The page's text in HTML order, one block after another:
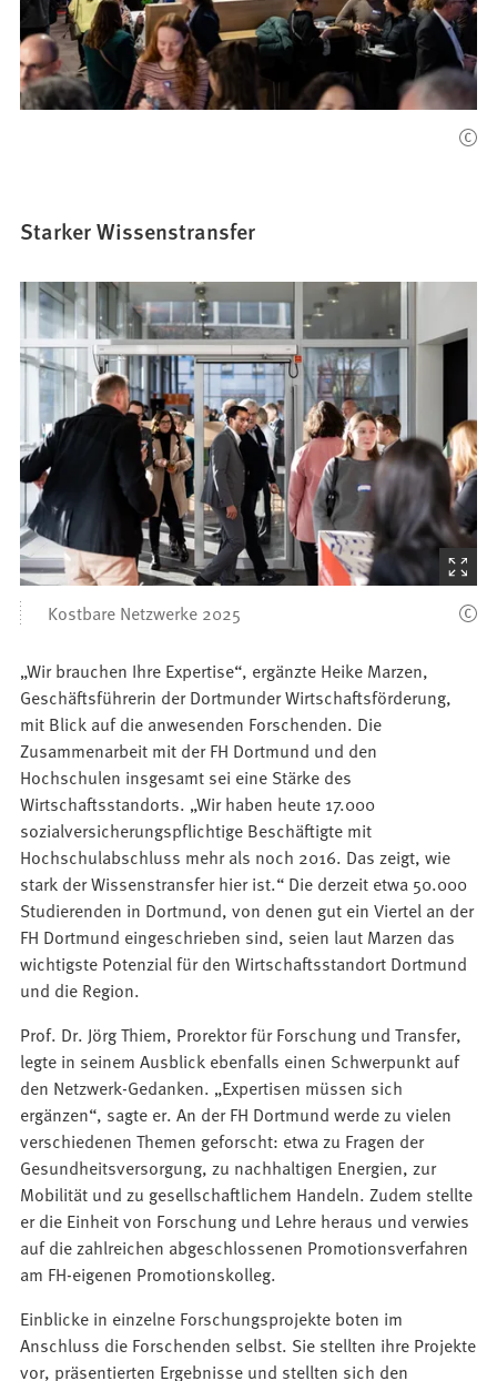
Starker Wissenstransfer
(Startet
den
Kostbare Netzwerke 2025
„Wir brauchen Ihre Expertise“, ergänzte Heike Marzen,
Geschäftsführerin der Dortmunder Wirtschaftsförderung,
mit Blick auf die anwesenden Forschenden. Die
Zusammenarbeit mit der FH Dortmund und den
Hochschulen insgesamt sei eine Stärke des
Wirtschaftsstandorts. „Wir haben heute 17.000
sozialversicherungspflichtige Beschäftigte mit
Hochschulabschluss mehr als noch 2016. Das zeigt, wie
stark der Wissenstransfer hier ist.“ Die derzeit etwa 50.000
Studierenden in Dortmund, von denen gut ein Viertel an der
FH Dortmund eingeschrieben sind, seien laut Marzen das
wichtigste Potenzial für den Wirtschaftsstandort Dortmund
und die Region.
Prof. Dr. Jörg Thiem, Prorektor für Forschung und Transfer,
legte in seinem Ausblick ebenfalls einen Schwerpunkt auf
den Netzwerk-Gedanken. „Expertisen müssen sich
ergänzen“, sagte er. An der FH Dortmund werde zu vielen
verschiedenen Themen geforscht: etwa zu Fragen der
Gesundheitsversorgung, zu nachhaltigen Energien, zur
Mobilität und zu gesellschaftlichem Handeln. Zudem stellte
er die Einheit von Forschung und Lehre heraus und verwies
auf die zahlreichen abgeschlossenen Promotionsverfahren
am FH-eigenen Promotionskolleg.
Einblicke in einzelne Forschungsprojekte boten im
Anschluss die Forschenden selbst. Sie stellten ihre Projekte
vor, präsentierten Ergebnisse und stellten sich den